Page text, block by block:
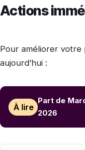
Actions
Pour améliorer votre
aujourd’hui :
À lire
Part de
2026